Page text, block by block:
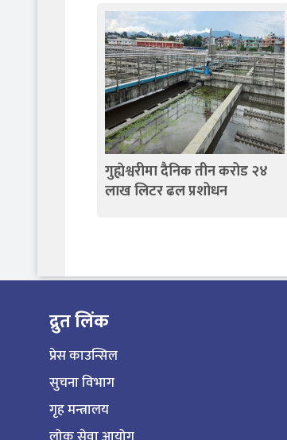
गुह्येश्वरीमा दैनिक तीन करोड २४
लाख लिटर ढल प्रशोधन
द्रुत लिंक
प्रेस काउन्सिल
सुचना विभाग
गृह मन्त्रालय